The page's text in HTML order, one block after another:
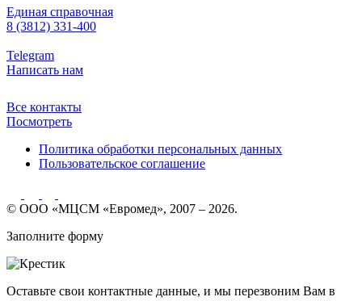
Единая справочная
8 (3812) 331-400
Telegram
Написать нам
Все контакты
Посмотреть
Политика обработки персональных данных
Пользовательское соглашение
© ООО «МЦСМ «Евромед», 2007 – 2026.
Заполните форму
Оставьте свои контактные данные, и мы перезвоним Вам в